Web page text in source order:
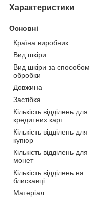
Характеристики
Основні
Країна виробник
Вид шкіри
Вид шкіри за способом
обробки
Довжина
Застібка
Кількість відділень для
кредитних карт
Кількість відділень для
купюр
Кількість відділень для
монет
Кількість відділень на
блискавці
Матеріал